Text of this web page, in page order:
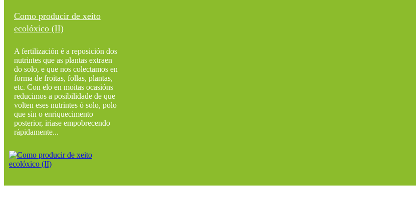
Como producir de xeito
ecolóxico (II)
A fertilización é a reposición dos
nutrintes que as plantas extraen
do solo, e que nos colectamos en
forma de froitas, follas, plantas,
etc. Con elo en moitas ocasións
reducimos a posibilidade de que
volten eses nutrintes ó solo, polo
que sin o enriquecimento
posterior, iriase empobrecendo
rápidamente...